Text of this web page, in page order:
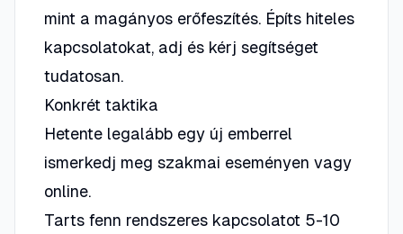
mint a magányos erőfeszítés. Építs hiteles
kapcsolatokat, adj és kérj segítséget
tudatosan.
Konkrét taktika
Hetente legalább egy új emberrel
ismerkedj meg szakmai eseményen vagy
online.
Tarts fenn rendszeres kapcsolatot 5-10